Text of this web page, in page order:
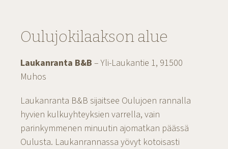
Oulujokilaakson alue
Laukanranta B&B – Yli-Laukantie 1, 91500
Muhos
Laukanranta B&B sijaitsee Oulujoen rannalla
hyvien kulkuyhteyksien varrella, vain
parinkymmenen minuutin ajomatkan päässä
Oulusta. Laukanrannassa yövyt kotoisasti